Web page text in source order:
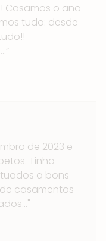
Casamos o ano
tudo: desde
de 2023 e
Tinha
a bons
casamentos